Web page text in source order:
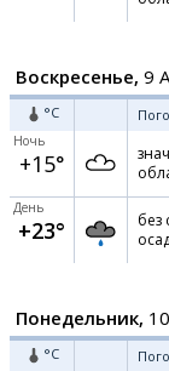
Воскресенье, 9
°C
Ночь
+15°
День
+23°
без
Понедельник,
°C